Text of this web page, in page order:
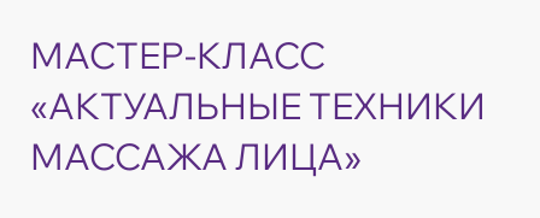
МАСТЕР-КЛАСС
«АКТУАЛЬНЫЕ ТЕХНИКИ
МАССАЖА ЛИЦА»